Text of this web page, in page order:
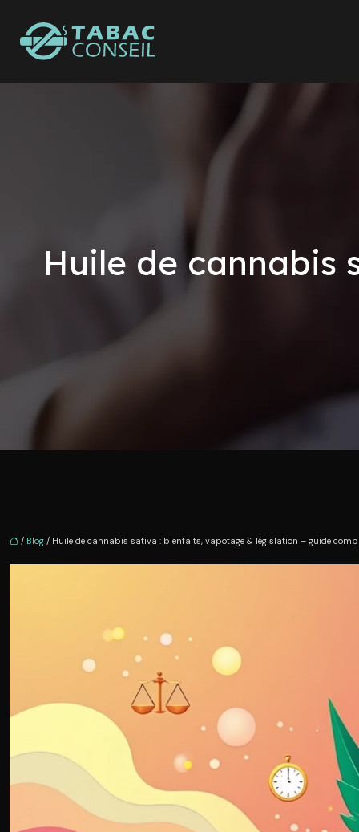
Huile de cannabis
/ Blog / Huile de cannabis sativa : bienfaits, vapotage & législation – guide